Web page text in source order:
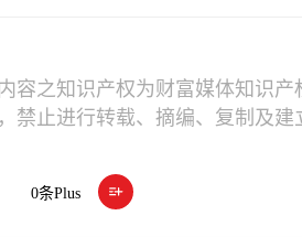
容之知识产权为财富媒体知识
禁止进行转载、摘编、复制及建
0条Plus